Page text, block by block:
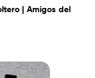
| Amigos del